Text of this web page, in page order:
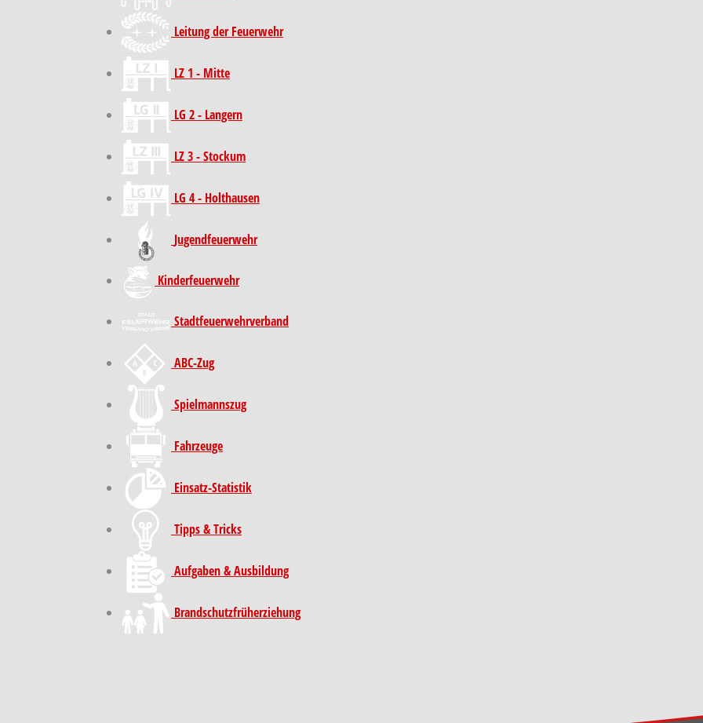
Leitung der Feuerwehr
LZ 1 - Mitte
LG 2 - Langern
LZ 3 - Stockum
LG 4 - Holthausen
Jugendfeuerwehr
Kinder­feuer­wehr
Stadt­feuer­wehr­verband
ABC-Zug
Spielmannszug
Fahrzeuge
Einsatz-Statistik
Tipps & Tricks
Aufgaben & Ausbildung
Brand­schutz­früh­erziehung